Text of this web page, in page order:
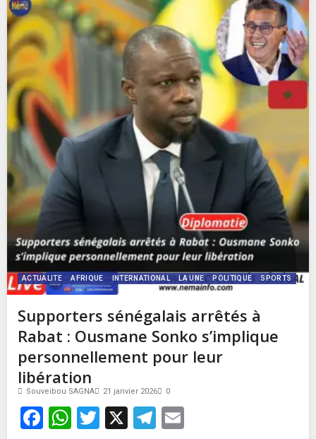
ACTUALITE AFRIQUE INTERNATIONAL LA UNE POLITIQUE SPORTS
Supporters sénégalais arrêtés à
Rabat : Ousmane Sonko s’implique
personnellement pour leur
libération
Souveibou SAGNA 21 janvier 2026 0
Facebook
WhatsApp
Twitter
X Telegram